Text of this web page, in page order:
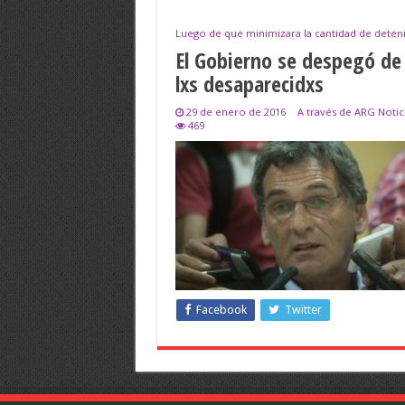
Luego de que minimizara la cantidad de
El Gobierno se despegó
lxs desaparecidxs
29 de enero de 2016 A través de ARG
469
Facebook Twitter